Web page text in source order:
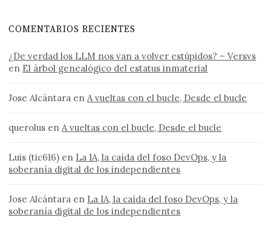
COMENTARIOS RECIENTES
¿De verdad los LLM nos van a volver estúpidos? – Versvs
en El árbol genealógico del estatus inmaterial
Jose Alcántara enA vueltas con el bucle, Desde el bucle
querolus enA vueltas con el bucle, Desde el bucle
Luis (tic616) en La IA, la caída del foso DevOps, y la
soberanía digital de los independientes
Jose Alcántara en La IA, la caída del foso DevOps, y la
soberanía digital de los independientes